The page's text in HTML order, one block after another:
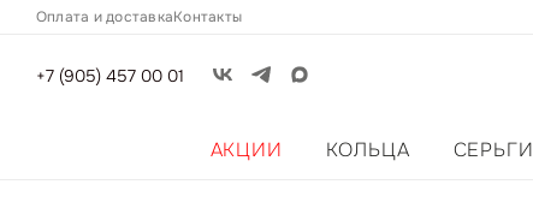
Оплата и доставкаКонтакты
+7 (905) 457 00 01
АКЦИИ КОЛЬЦА СЕРЬГИ